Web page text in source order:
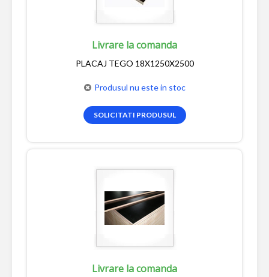
Livrare la comanda
PLACAJ TEGO 18X1250X2500
Produsul nu este in stoc
SOLICITATI PRODUSUL
Livrare la comanda